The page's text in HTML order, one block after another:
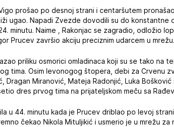
prošao po desnoj strani i centaršutem
ugao. Napadi Zvezde dovodili su do konstantne
minutu. Naime , Rakonjac se zagradio, odložio
Prucev završio akciju preciznim udarcem u mrežu.
priliku osmorici omladinaca koji su se tako na
tima. Osim levonogog štopera, debi za Crvenu
Dragan Miranović, Mateja Radonjić, Luka
dres prvog tima na prijateljskom meču sa
u 44. minutu kada je Prucev driblao po levoj
čekao Nikola Mituljikić i usmerio je u mrežu za